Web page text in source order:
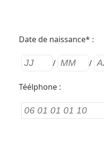
Date de naissance* :
/ /
Téélphone :